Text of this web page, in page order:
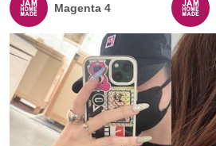
Magenta 4